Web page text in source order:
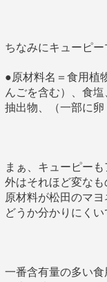
ちなみにキューピー
●原材料名＝食用植
んごを含む）、食
抽出物、（一部に卵
まぁ、キューピー
外はそれほど変な
原材料が松田のマ
どうか分かりにく
一番含有量の多い